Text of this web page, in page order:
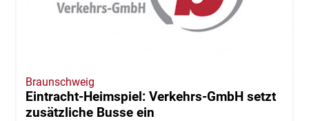
Braunschweig
Eintracht-Heimspiel: Verkehrs-GmbH setzt
zusätzliche Busse ein